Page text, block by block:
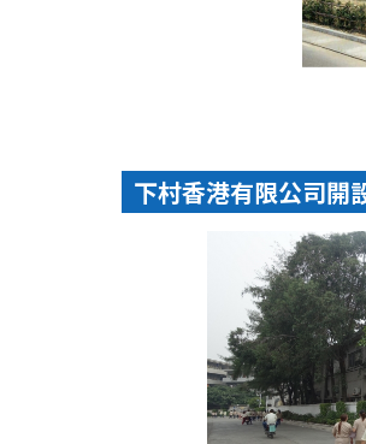
下村香港有限公司開